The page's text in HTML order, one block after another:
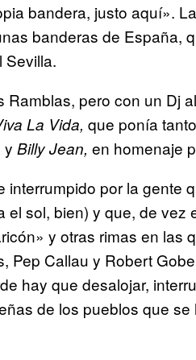
bandera, justo aquí».
banderas de España,
Sevilla.
pero con un Dj
La Vida, que ponía
y Billy Jean, en homenaje
por la gente
el sol, bien) y que, de vez
y otras rimas en las
Pep Callau y Robert
hay que desalojar,
de los pueblos que